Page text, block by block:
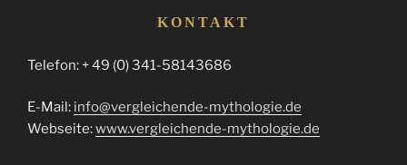
KONTAKT
Telefon: + 49 (0) 341-58143686
E-Mail: info@vergleichende-mythologie.de
Webseite:www.vergleichende-mythologie.de